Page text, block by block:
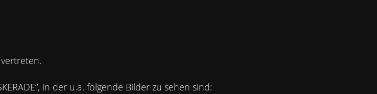
vertreten.
in der u.a. folgende Bilder zu sehen sind:
TAPETENWECHSEL